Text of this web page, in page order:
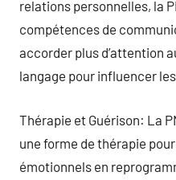
relations personnelles, la
compétences de
accorder plus d’attention
langage pour influencer
Thérapie et Guérison: La
une forme de thérapie
émotionnels en